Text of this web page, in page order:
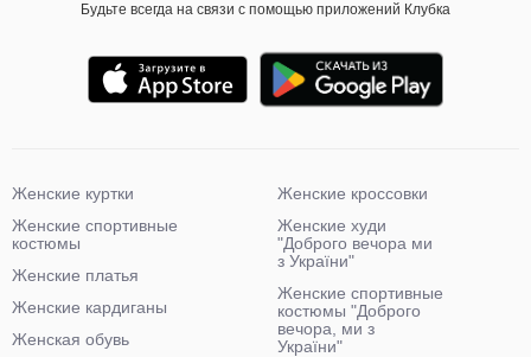
Будьте всегда на связи с помощью приложений Клубка
Женские куртки
Женские спортивные
костюмы
Женские платья
Женские кардиганы
Женская обувь
Женские кроссовки
Женские худи
"Доброго вечора ми
з України"
Женские спортивные
костюмы "Доброго
вечора, ми з
України"